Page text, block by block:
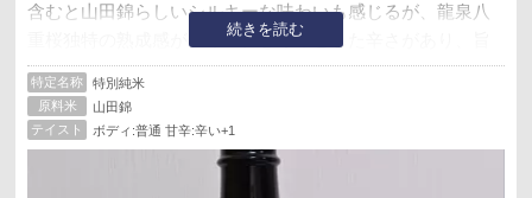
続きを読む
含むと山田錦らしいシルキーな味わいも感じるが、龍泉八
重桜独特の熟成感がメイン。きりっとした辛さがあり、旨
みそこそこ、甘さ控えめ。キレは良い。
某酒屋の、山田錦の味を覚えよう企画。
特定名称
特別純米
原料米
山田錦
テイスト
ボディ:普通 甘辛:辛い+1